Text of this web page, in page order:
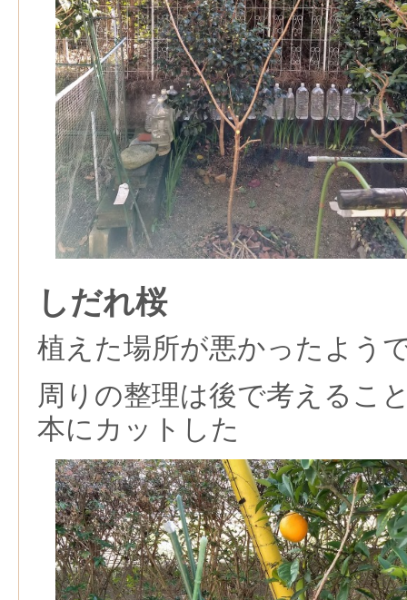
しだれ桜
植えた場所が悪かったよう
周りの整理は後で考えるこ
本にカットした